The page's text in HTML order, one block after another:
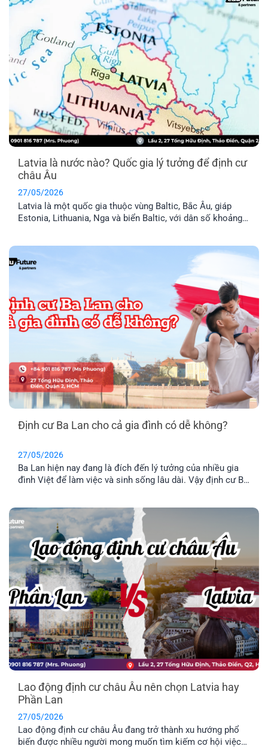
Latvia là nước nào? Quốc gia lý tưởng để định cư
châu Âu
27/05/2026
Latvia là một quốc gia thuộc vùng Baltic, Bắc Âu, giáp
Estonia, Lithuania, Nga và biển Baltic, với dân số khoảng
Định cư Ba Lan cho cả gia đình có dễ không?
27/05/2026
Ba Lan hiện nay đang là đích đến lý tưởng của nhiều gia
đình Việt để làm việc và sinh sống lâu dài. Vậy định cư Ba
Lao động định cư châu Âu nên chọn Latvia hay
Phần Lan
27/05/2026
Lao động định cư châu Âu đang trở thành xu hướng phổ
biến được nhiều người mong muốn tìm kiếm cơ hội việc